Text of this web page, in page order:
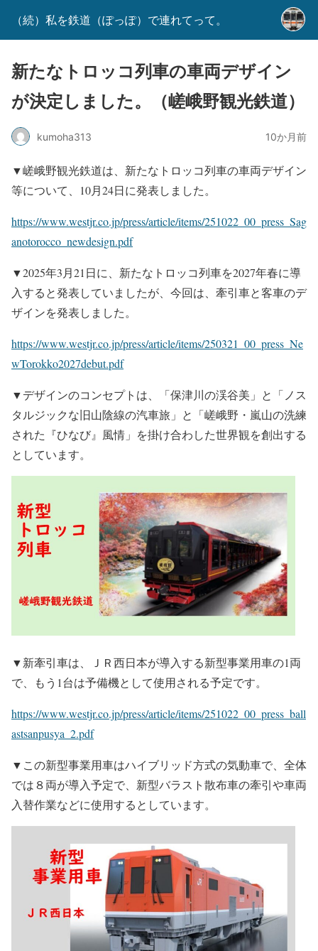
（続）私を鉄道（ぽっぽ）で連れてって。
新たなトロッコ列車の車両デザイン
が決定しました。（嵯峨野観光鉄道）
kumoha313 10か月前
▼嵯峨野観光鉄道は、新たなトロッコ列車の車両デザイン
等について、10月24日に発表しました。
https://www.westjr.co.jp/press/article/items/251022_00_press_Sag
anotorocco_newdesign.pdf
▼2025年3月21日に、新たなトロッコ列車を2027年春に導
入すると発表していましたが、今回は、牽引車と客車のデ
ザインを発表しました。
https://www.westjr.co.jp/press/article/items/250321_00_press_Ne
wTorokko2027debut.pdf
▼デザインのコンセプトは、「保津川の渓谷美」と「ノス
タルジックな旧山陰線の汽車旅」と「嵯峨野・嵐山の洗練
された『ひなび』風情」を掛け合わした世界観を創出する
としています。
▼新牽引車は、ＪＲ西日本が導入する新型事業用車の1両
で、もう1台は予備機として使用される予定です。
https://www.westjr.co.jp/press/article/items/251022_00_press_ball
astsanpusya_2.pdf
▼この新型事業用車はハイブリッド方式の気動車で、全体
では８両が導入予定で、新型バラスト散布車の牽引や車両
入替作業などに使用するとしています。